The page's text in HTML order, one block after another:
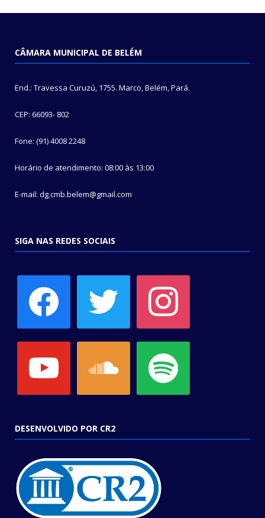
CÂMARA MUNICIPAL DE BELÉM
End.: Travessa Curuzú, 1755. Marco, Belém, Pará.
CEP: 66093- 802
Fone: (91) 4008 2248
Horário de atendimento: 08:00 às 13:00
E-mail: dg.cmb.belem@gmail.com
SIGA NAS REDES SOCIAIS
DESENVOLVIDO POR CR2